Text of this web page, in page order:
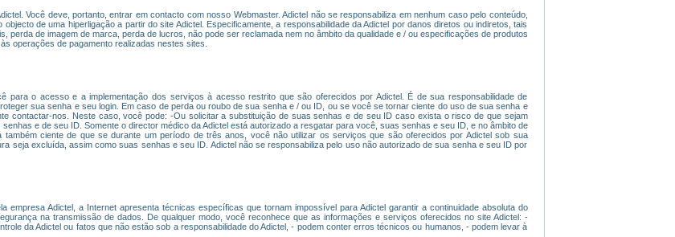
Você deve, portanto, entrar em contacto com nosso Webmaster. Adictel não se responsabiliza em nenhum caso pelo conteúdo,
de uma hiperligação a partir do site Adictel. Especificamente, a responsabilidade da Adictel por danos diretos ou indiretos, tais
perda de imagem de marca, perda de lucros, não pode ser reclamada nem no âmbito da qualidade e / ou especificações de produtos
operações de pagamento realizadas nestes sites.
para o acesso e a implementação dos serviços à acesso restrito que são oferecidos por Adictel. É de sua responsabilidade de
sua senha e seu login. Em caso de perda ou roubo de sua senha e / ou ID, ou se você se tornar ciente do uso de sua senha e
contactar-nos. Neste caso, você pode: -Ou solicitar a substituição de suas senhas e de seu ID caso exista o risco de que sejam
e de seu ID. Somente o director médico da Adictel está autorizado a resgatar para você, suas senhas e seu ID, e no âmbito de
também ciente de que se durante um período de três anos, você não utilizar os serviços que são oferecidos por Adictel sob sua
seja excluída, assim como suas senhas e seu ID. Adictel não se responsabiliza pelo uso não autorizado de sua senha e seu ID por
empresa Adictel, a Internet apresenta técnicas específicas que tornam impossível para Adictel garantir a continuidade absoluta do
na transmissão de dados. De qualquer modo, você reconhece que as informações e serviços oferecidos no site Adictel: -
da Adictel ou fatos que não estão sob a responsabilidade do Adictel, - podem conter erros técnicos ou humanos, - podem levar à